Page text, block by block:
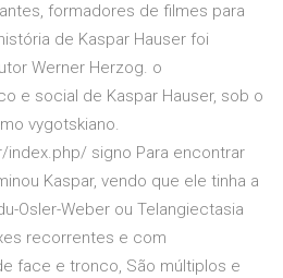
formadores de filmes para
de Kaspar Hauser foi
Werner Herzog. o
e social de Kaspar Hauser, sob o
vygotskiano.
signo Para encontrar
Kaspar, vendo que ele tinha a
Osler-Weber ou Telangiectasia
recorrentes e com
face e tronco, São múltiplos e